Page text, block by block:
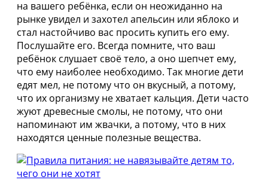
на вашего ребёнка, если он неожиданно на
рынке увидел и захотел апельсин или яблоко и
стал настойчиво вас просить купить его ему.
Послушайте его. Всегда помните, что ваш
ребёнок слушает своё тело, а оно шепчет ему,
что ему наиболее необходимо. Так многие дети
едят мел, не потому что он вкусный, а потому,
что их организму не хватает кальция. Дети часто
жуют древесные смолы, не потому, что они
напоминают им жвачки, а потому, что в них
находятся ценные полезные вещества.